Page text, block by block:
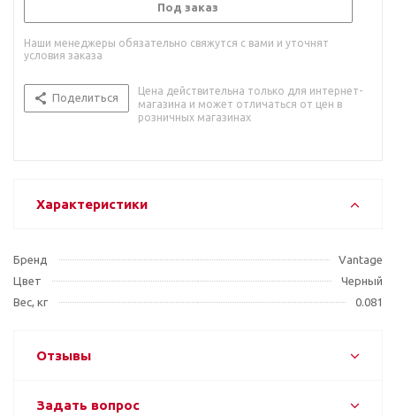
Под заказ
Наши менеджеры обязательно свяжутся с вами и уточнят
условия заказа
Поделиться
Цена действительна только для интернет-
магазина и может отличаться от цен в
розничных магазинах
Характеристики
Бренд
Vantage
Цвет
Черный
Вес, кг
0.081
Отзывы
Задать вопрос